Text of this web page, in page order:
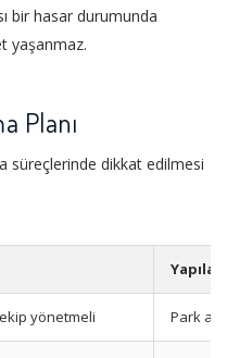
bir hasar durumunda
yaşanmaz.
Planı
süreçlerinde dikkat edilmesi
yönetmeli Park